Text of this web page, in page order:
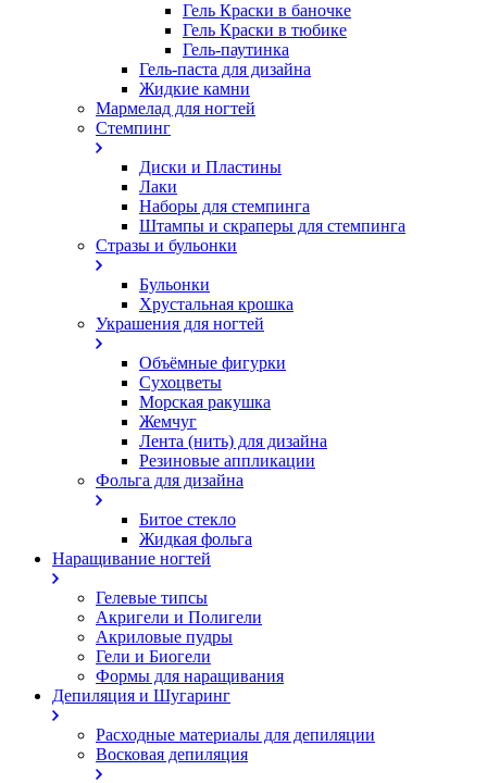
Гель Краски в баночке
Гель Краски в тюбике
Гель-паутинка
Гель-паста для дизайна
Жидкие камни
Мармелад для ногтей
Стемпинг
Диски и Пластины
Лаки
Наборы для стемпинга
Штампы и скраперы для стемпинга
Стразы и бульонки
Бульонки
Хрустальная крошка
Украшения для ногтей
Объёмные фигурки
Сухоцветы
Морская ракушка
Жемчуг
Лента (нить) для дизайна
Резиновые аппликации
Фольга для дизайна
Битое стекло
Жидкая фольга
Наращивание ногтей
Гелевые типсы
Акригели и Полигели
Акриловые пудры
Гели и Биогели
Формы для наращивания
Депиляция и Шугаринг
Расходные материалы для депиляции
Восковая депиляция